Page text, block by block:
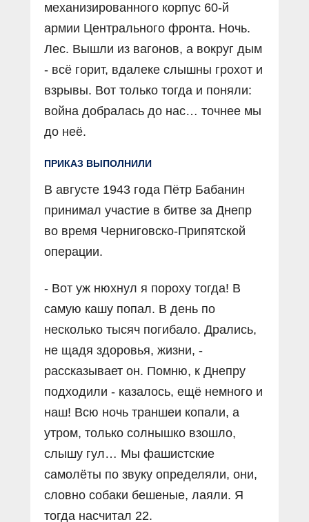
механизированного корпус 60-й
армии Центрального фронта. Ночь.
Лес. Вышли из вагонов, а вокруг дым
- всё горит, вдалеке слышны грохот и
взрывы. Вот только тогда и поняли:
война добралась до нас… точнее мы
до неё.
ПРИКАЗ ВЫПОЛНИЛИ
В августе 1943 года Пётр Бабанин
принимал участие в битве за Днепр
во время Черниговско-Припятской
операции.
- Вот уж нюхнул я пороху тогда! В
самую кашу попал. В день по
несколько тысяч погибало. Дрались,
не щадя здоровья, жизни, -
рассказывает он. Помню, к Днепру
подходили - казалось, ещё немного и
наш! Всю ночь траншеи копали, а
утром, только солнышко взошло,
слышу гул… Мы фашистские
самолёты по звуку определяли, они,
словно собаки бешеные, лаяли. Я
тогда насчитал 22.